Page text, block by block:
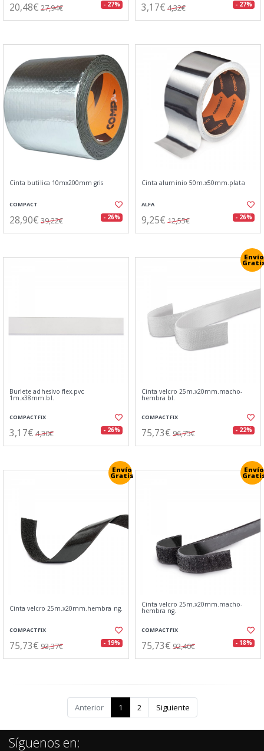
20,48€ 27,94€ - 27% 3,17€ 4,32€ - 27%
Cinta butilica 10mx200mm gris
COMPACT
28,90€ 39,22€ - 26%
Cinta aluminio 50m.x50mm.plata
ALFA
9,25€ 12,55€ - 26%
Burlete adhesivo flex.pvc
1m.x38mm.bl.
COMPACTFIX
3,17€ 4,30€ - 26%
Envío
Cinta velcro 25m.x20mm.macho-
hembra bl.
COMPACTFIX
75,73€ 96,75€ - 22%
Envío
Gratis
Cinta velcro 25m.x20mm.hembra ng.
COMPACTFIX
75,73€ 93,37€ - 19%
Envío
Cinta velcro 25m.x20mm.macho-
hembra ng.
COMPACTFIX
75,73€ 92,40€ - 18%
Anterior 1 2 Siguiente
Síguenos en: